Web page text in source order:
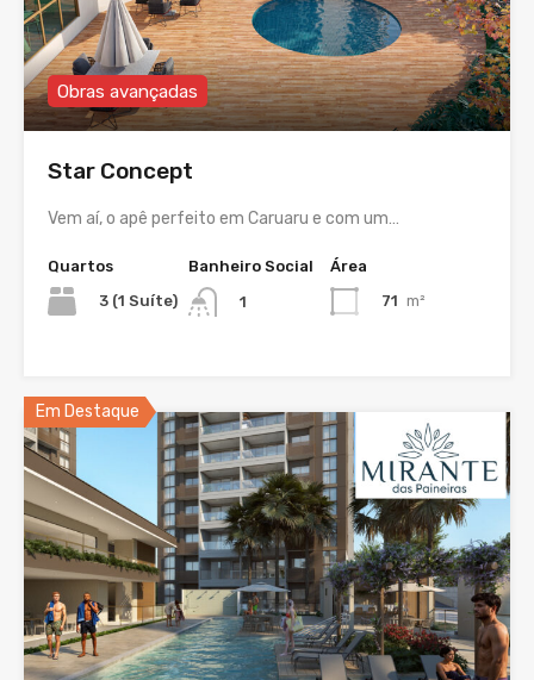
Obras avançadas
Star Concept
Vem aí, o apê perfeito em Caruaru e com um…
Quartos
3 (1 Suíte)
Banheiro Social
1
Área
71 m²
Em Destaque